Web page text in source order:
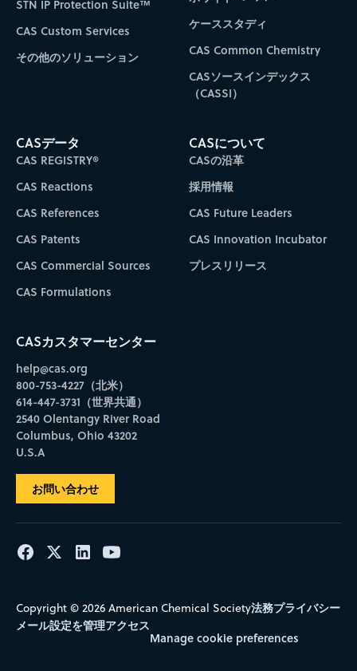
STN IP Protection Suite™
CAS Custom Services
その他のソリューション
ケーススタディ
CAS Common Chemistry
CASソースインデックス
（CASSI）
CASデータ
CAS REGISTRY®
CAS Reactions
CAS References
CAS Patents
CAS Commercial Sources
CAS Formulations
CASについて
CASの沿革
採用情報
CAS Future Leaders
CAS Innovation Incubator
プレスリリース
CASカスタマーセンター
help@cas.org
800-753-4227（北米）
614-447-3731（世界共通）
2540 Olentangy River Road
Columbus, Ohio 43202
U.S.A
お問い合わせ
Copyright © 2026 American Chemical Society法務プライバシー
メール設定を管理アクセス
Manage cookie preferences